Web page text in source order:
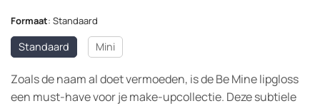
Formaat: Standaard
Standaard Mini
Zoals de naam al doet vermoeden, is de Be Mine lipgloss
een must-have voor je make-upcollectie. Deze subtiele